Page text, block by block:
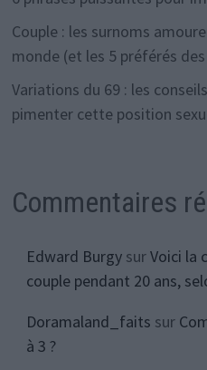
Couple : les surnoms
monde (et les 5 préférés
Variations du 69 : les
pimenter cette position
Commentaires
Edward BurgysurVoici la
couple pendant 20 ans,
Doramaland_faits sur
à 3 ?